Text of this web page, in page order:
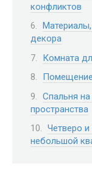
конфликтов
декора
Комната
Спальня
пространства
Четверо
небольшой